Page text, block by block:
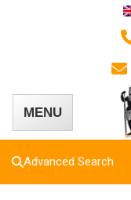
Advanced Search